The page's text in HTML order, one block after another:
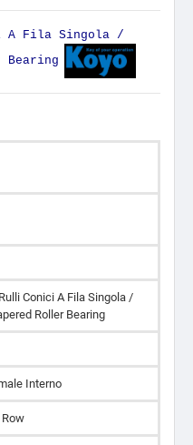
A Fila Singola /
Bearing
Conici A Fila Singola /
Roller Bearing
Interno